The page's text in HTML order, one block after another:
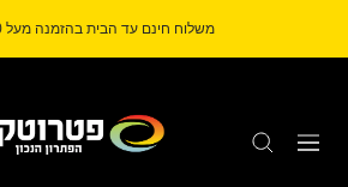
משלוח חינם עד הבית בהזמנה מעל 300 ש״ח
ניווט